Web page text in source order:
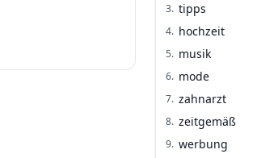
3. tipps
4. hochzeit
5. musik
6. mode
7. zahnarzt
8. zeitgemäß
9. werbung